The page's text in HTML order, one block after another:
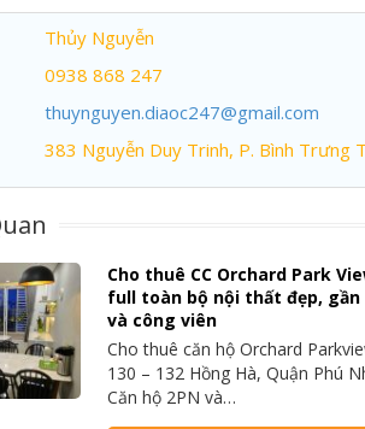
Thủy Nguyễn
0938 868 247
thuynguyen.diaoc247@gmail.com
383 Nguyễn Duy Trinh, P. Bình Trưng
Cho thuê CC Orchard Park
full toàn bộ nội thất đẹp, gần
và công viên
Cho thuê căn hộ Orchard
130 – 132 Hồng Hà, Quận Phú
Căn hộ 2PN và…